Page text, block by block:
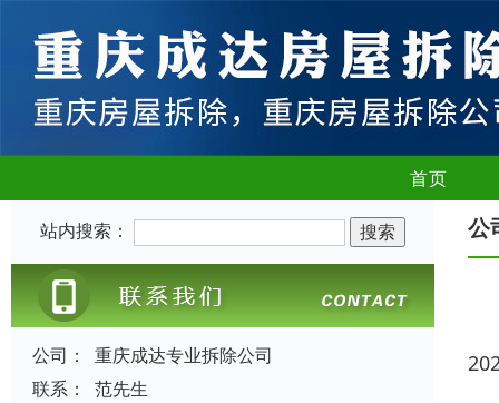
首页
站内搜索：
公司：
重庆成达专业拆除公司
联系：
范先生
公